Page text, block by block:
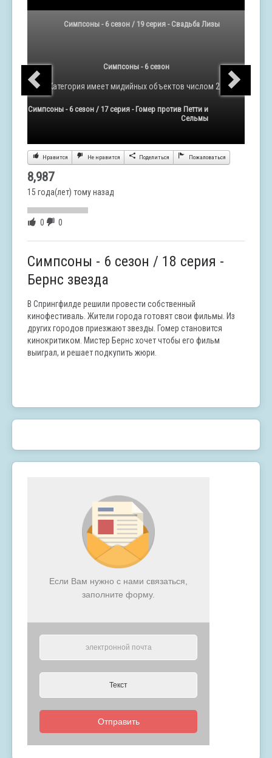
Симпсоны - 6 сезон / 19 серия - Свадьба Лизы
Симпсоны - 6 сезон
Категория имеет мидийных объектов числом 25
Симпсоны - 6 сезон / 17 серия - Гомер против Петти и
Сельмы
Нравится Не нравится Поделиться Пожаловаться
8,987
15 года(лет) тому назад
0 0
Симпсоны - 6 сезон / 18 серия -
Бернс звезда
В Спрингфилде решили провести собственный
кинофестиваль. Жители города готовят свои фильмы. Из
других городов приезжают звезды. Гомер становится
кинокритиком. Мистер Бернс хочет чтобы его фильм
выиграл, и решает подкупить жюри.
Если Вам нужно с нами связаться,
заполните форму.
Отправить